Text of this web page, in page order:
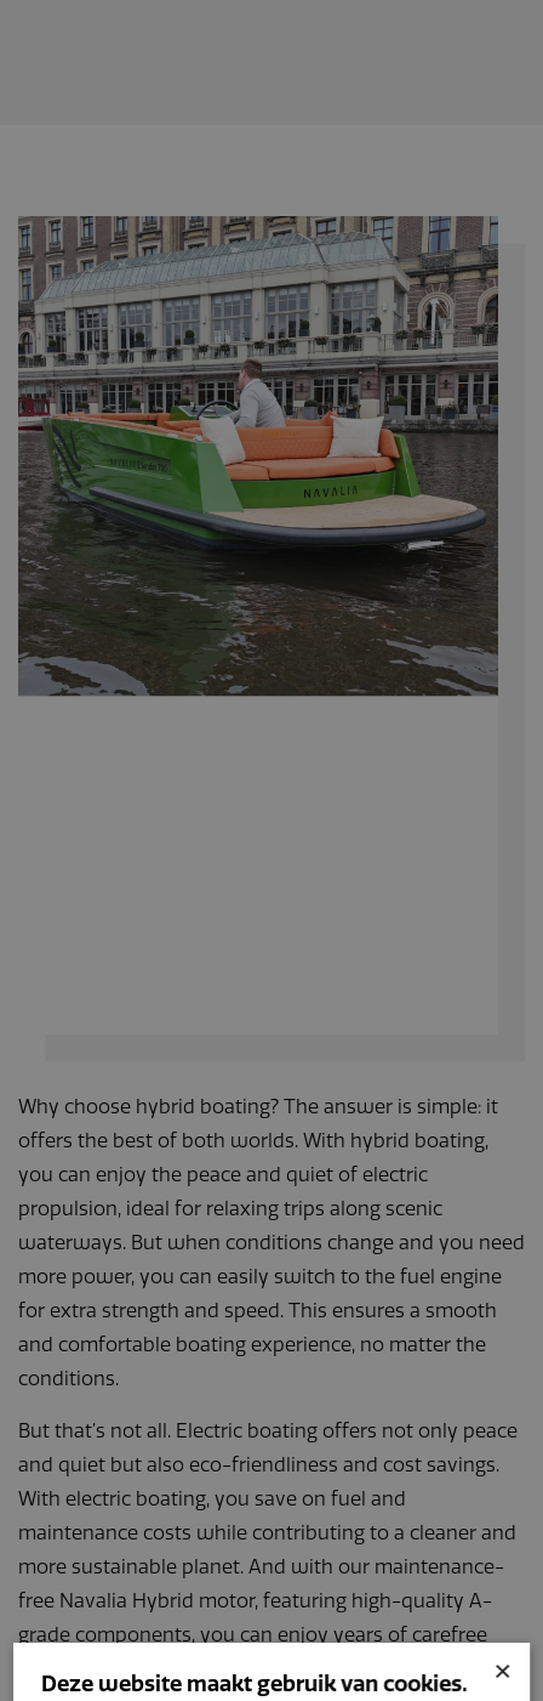
Why choose hybrid boating? The answer is simple: it
offers the best of both worlds. With hybrid boating,
you can enjoy the peace and quiet of electric
propulsion, ideal for relaxing trips along scenic
waterways. But when conditions change and you need
more power, you can easily switch to the fuel engine
for extra strength and speed. This ensures a smooth
and comfortable boating experience, no matter the
conditions.
But that’s not all. Electric boating offers not only peace
and quiet but also eco-friendliness and cost savings.
With electric boating, you save on fuel and
maintenance costs while contributing to a cleaner and
more sustainable planet. And with our maintenance-
free Navalia Hybrid motor, featuring high-quality A-
grade components, you can enjoy years of carefree
boating pleasure.
×
Deze website maakt gebruik van cookies.